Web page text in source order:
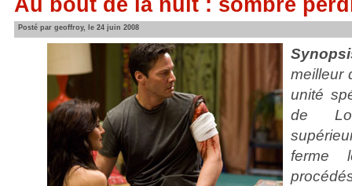
Posté par geoffroy, le 24 juin 2008
meilleur
unité
de
ferme